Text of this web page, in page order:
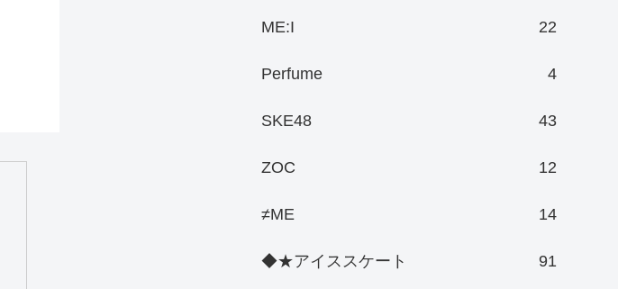
ME:I 22
Perfume 4
SKE48 43
ZOC 12
≠ME 14
◆★アイススケート 91